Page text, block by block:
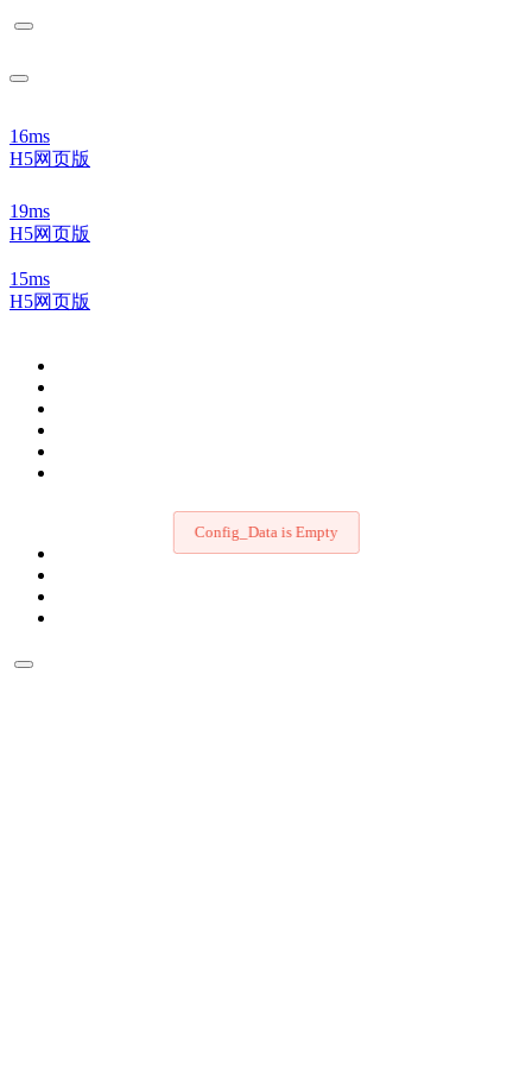
16ms
H5网页版
19ms
H5网页版
15ms
H5网页版
Config_Data is Empty